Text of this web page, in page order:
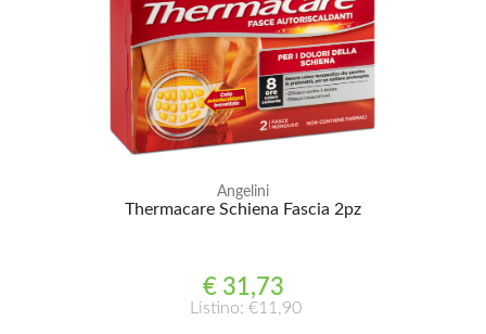
Angelini
Thermacare Schiena Fascia 2pz
€ 31,73
Listino: €11,90